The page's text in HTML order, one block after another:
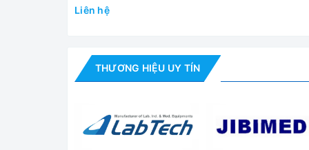
[D×W×H]
Khối lượng 10kg
Tính năng khác Chuyển đổi tốc độ quay/
Liên hệ
THƯƠNG HIỆU UY TÍN